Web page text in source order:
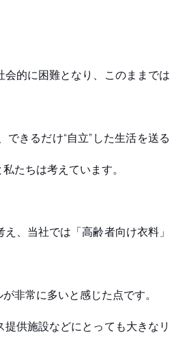
的に困難となり、このままでは
きるだけ“自立”した生活を送る
たちは考えています。
、当社では「高齢者向け衣料」
非常に多いと感じた点です。
供施設などにとっても大きなリ